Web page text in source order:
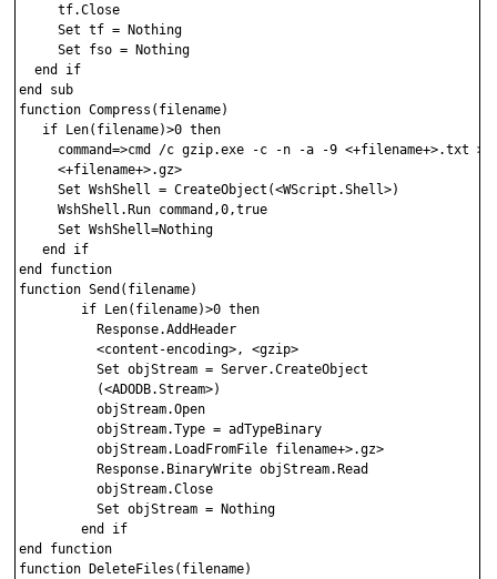
     tf.Close
     Set tf = Nothing
     Set fso = Nothing
  end if
end sub
function Compress(filename)
   if Len(filename)>0 then
     command=>cmd /c gzip.exe -c -n -a -9 <+filename+>.txt >
     <+filename+>.gz>
     Set WshShell = CreateObject(<WScript.Shell>)
     WshShell.Run command,0,true
     Set WshShell=Nothing
   end if
end function
function Send(filename)
        if Len(filename)>0 then
          Response.AddHeader
          <content-encoding>, <gzip>
          Set objStream = Server.CreateObject
          (<ADODB.Stream>)
          objStream.Open
          objStream.Type = adTypeBinary
          objStream.LoadFromFile filename+>.gz>
          Response.BinaryWrite objStream.Read
          objStream.Close
          Set objStream = Nothing
        end if
end function
function DeleteFiles(filename)